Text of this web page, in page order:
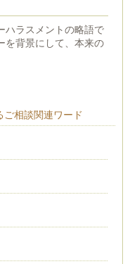
ハラスメントの略語で
を背景にして、本来の
相談関連ワード